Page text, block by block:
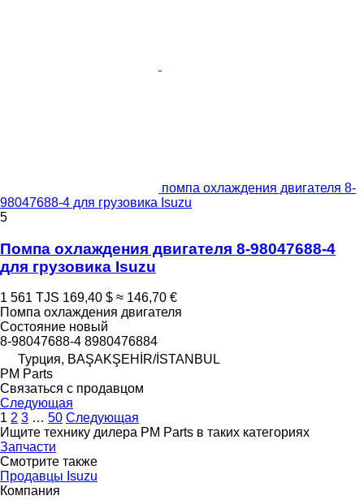
помпа охлаждения двигателя 8-
98047688-4 для грузовика Isuzu
5
Помпа охлаждения двигателя 8-98047688-4
для грузовика Isuzu
1 561 TJS 169,40 $ ≈ 146,70 €
Помпа охлаждения двигателя
Состояние новый
8-98047688-4 8980476884
Турция, BAŞAKŞEHİR/İSTANBUL
PM Parts
Связаться с продавцом
Следующая
1 2 3 … 50 Следующая
Ищите технику дилера PM Parts в таких категориях
Запчасти
Смотрите также
Продавцы Isuzu
Компания